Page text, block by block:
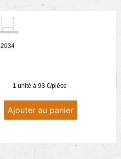
2034
1 unité à 93 €/pièce
Ajouter au panier